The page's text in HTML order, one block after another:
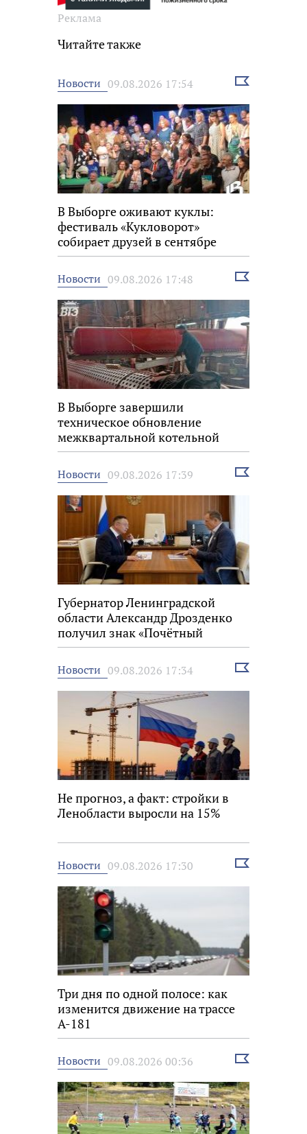
Реклама
Читайте также
Новости 09.08.2026 17:54
Выбрать
В Выборге оживают куклы:
фестиваль «Кукловорот»
собирает друзей в сентябре
Новости 09.08.2026 17:48
Выбрать
В Выборге завершили
техническое обновление
межквартальной котельной
Новости 09.08.2026 17:39
Выбрать
Губернатор Ленинградской
области Александр Дрозденко
получил знак «Почётный
строитель России»
Новости 09.08.2026 17:34
Выбрать
Не прогноз, а факт: стройки в
Ленобласти выросли на 15%
Новости 09.08.2026 17:30
Выбрать
Три дня по одной полосе: как
изменится движение на трассе
А-181
Новости 09.08.2026 00:36
Выбрать